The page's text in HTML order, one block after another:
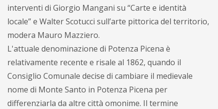
interventi di Giorgio Mangani su “Carte e identità
locale” e Walter Scotucci sull’arte pittorica del territorio,
modera Mauro Mazziero.
L'attuale denominazione di Potenza Picena è
relativamente recente e risale al 1862, quando il
Consiglio Comunale decise di cambiare il medievale
nome di Monte Santo in Potenza Picena per
differenziarla da altre città omonime. Il termine